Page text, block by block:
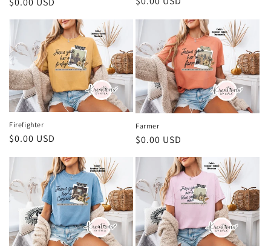
Firefighter
Precio
$0.00 USD
Farmer
Precio
$0.00 USD